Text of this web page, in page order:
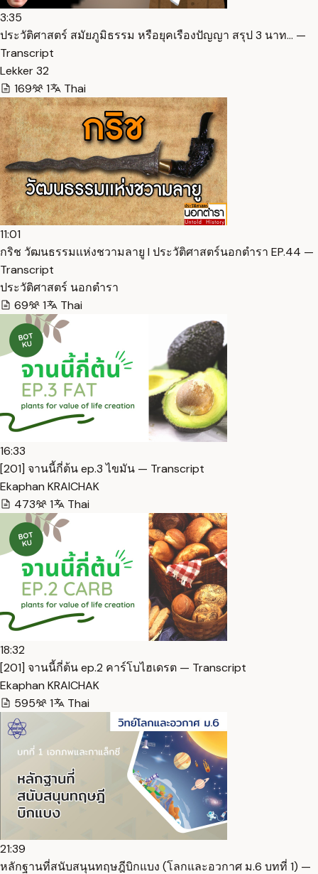
3:35
ประวัติศาสตร์ สมัยภูมิธรรม หรือยุคเรืองปัญญา สรุป 3 นาท… —
Transcript
Lekker 32
169
1 Thai
11:01
กริช วัฒนธรรมเเห่งชวามลายู I ประวัติศาสตร์นอกตำรา EP.44 —
Transcript
ประวัติศาสตร์ นอกตํารา
69
1 Thai
16:33
[201] จานนี้กี่ต้น ep.3 ไขมัน — Transcript
Ekaphan KRAICHAK
473
1 Thai
18:32
[201] จานนี้กี่ต้น ep.2 คาร์โบไฮเดรต — Transcript
Ekaphan KRAICHAK
595
1 Thai
21:39
หลักฐานที่สนับสนุนทฤษฎีบิกแบง (โลกและอวกาศ ม.6 บทที่ 1) —